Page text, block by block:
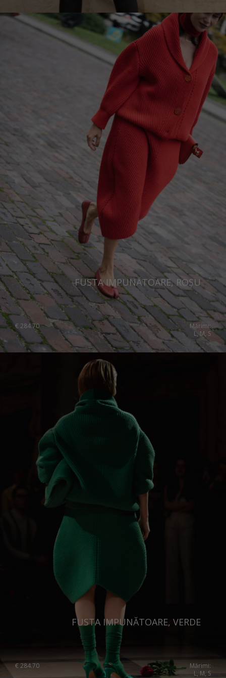
FUSTA IMPUNĂTOARE, ROȘU
€ 284.70
Mărimi:
L, M, S
FUSTA IMPUNĂTOARE, VERDE
€284.70
Mărimi:
L, M, S
Slovenia